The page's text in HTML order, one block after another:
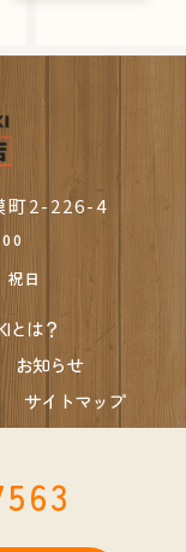
町2-226-4
日
とは？
お知らせ
サイトマップ